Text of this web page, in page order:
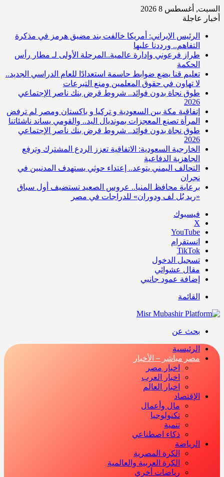
السبت, أغسطس 8 2026
أخبار عاجلة
الرئيس الإيراني: أمريكا خالفت بند مضيق هرمز في مذكرة
التفاهم.. ورددنا عليها
طراز فرعوني وإدارة عالمية..المرحلة الأولى لـ مطار رأس
الحكمة
تعليم قنا يضع ضوابط حاسمة استعدادًا للعام الدراسي الجديد..
لا تهاون في حقوق المعلمين ومنع التبرعات
طوق نجاة بدون فوائد.. شروط قرض بنك ناصر الإجتماعي
2026
إتفاقية مكة بين السعودية و تركيا و باكستان ومصر لم ترفض
المرأة تصنع المعجزات بمونديال اليد.. والقومي يساند ناشئاتنا
طوق نجاة بدون فوائد.. شروط قرض بنك ناصر الإجتماعي
2026
الخارجية السعودية: الاتفاقية تعزز الردع المشترك وترفع
الجاهزية الدفاعية
التحالف اليمني يتوعد.. إعتداء حوثي يستهدف المدنيين في
نجران
برعاية محافظ المنيا.. عروس الصعيد تستضيف أول سباق
«ريد بُل لف ودوران» للدراجات في مصر
فيسبوك
‫X
‫YouTube
انستقرام
‫TikTok
تسجيل الدخول
مقال عشوائي
إضافة عمود جانبي
القائمة
بحث عن
الرئيسية
مصر مباشر – الأخبار
اخبار مصر
اخبار العرب
اخبار العالم
الإقتصاد
مال وأعمال
تكنولوجيا
تنمية
ذكاء اصطناعي
الرياضة
الكرة المصرية
الكرة العربية والعالمية
رياضات أخري